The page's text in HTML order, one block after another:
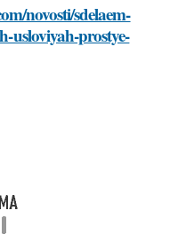
novosti/sdelaem-
usloviyah-prostye-